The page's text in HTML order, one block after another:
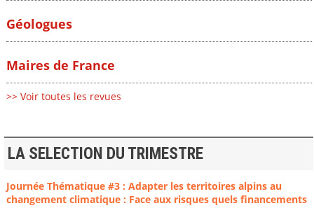
Géologues
Maires de France
>> Voir toutes les revues
LA SELECTION DU TRIMESTRE
Journée Thématique #3 : Adapter les territoires alpins au
changement climatique : Face aux risques quels financements